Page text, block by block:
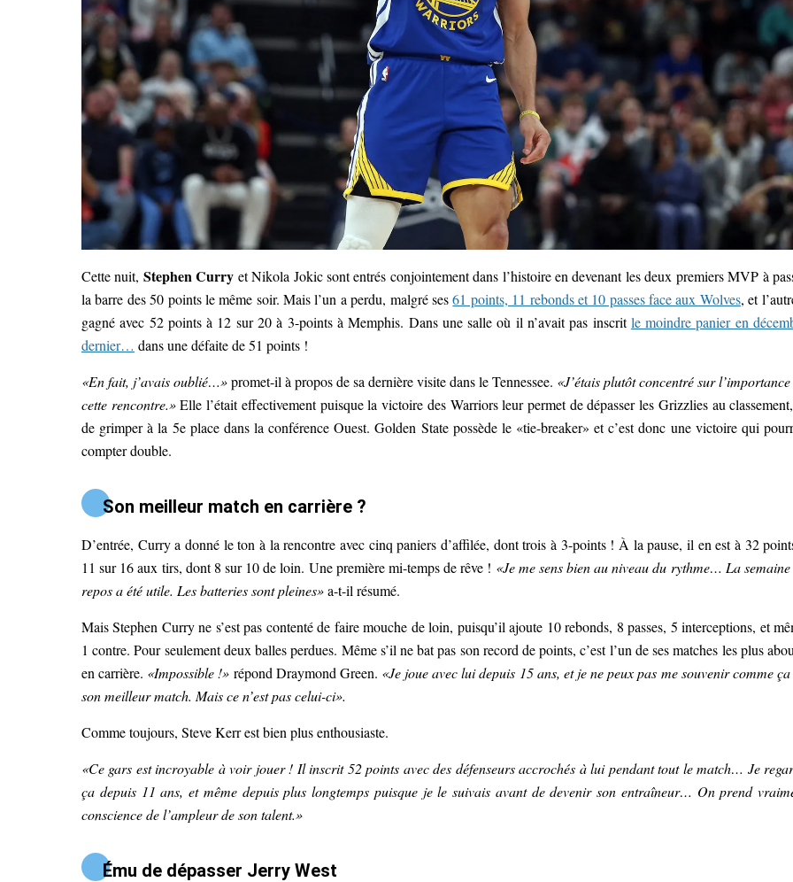
Cette nuit, Stephen Curry et Nikola Jokic sont entrés conjointement dans l’histoire en devenant les deux premiers MVP à
la barre des 50 points le même soir. Mais l’un a perdu, malgré ses61 points, 11 rebonds et 10 passes face aux Wolves, et
gagné avec 52 points à 12 sur 20 à 3-points à Memphis. Dans une salle où il n’avait pas inscritle moindre panier en
dernier… dans une défaite de 51 points !
«En fait, j’avais oublié…»promet-il à propos de sa dernière visite dans le Tennessee. «J’étais plutôt concentré sur
cette rencontre.»Elle l’était effectivement puisque la victoire des Warriors leur permet de dépasser les Grizzlies au
de grimper à la 5e place dans la conférence Ouest. Golden State possède le «tie-breaker» et c’est donc une victoire qui
compter double.
Son meilleur match en carrière ?
D’entrée, Curry a donné le ton à la rencontre avec cinq paniers d’affilée, dont trois à 3-points ! À la pause, il en est à 32
11 sur 16 aux tirs, dont 8 sur 10 de loin. Une première mi-temps de rêve ! «Je me sens bien au niveau du rythme… La semaine
repos a été utile. Les batteries sont pleines»a-t-il résumé.
Mais Stephen Curry ne s’est pas contenté de faire mouche de loin, puisqu’il ajoute 10 rebonds, 8 passes, 5 interceptions, et
1 contre. Pour seulement deux balles perdues. Même s’il ne bat pas son record de points, c’est l’un de ses matches les plus
en carrière. «Impossible !» répond Draymond Green. «Je joue avec lui depuis 15 ans, et je ne peux pas me souvenir comme
son meilleur match. Mais ce n’est pas celui-ci».
Comme toujours, Steve Kerr est bien plus enthousiaste.
«Ce gars est incroyable à voir jouer ! Il inscrit 52 points avec des défenseurs accrochés à lui pendant tout le match… Je
ça depuis 11 ans, et même depuis plus longtemps puisque je le suivais avant de devenir son entraîneur… On prend
conscience de l’ampleur de son talent.»
Ému de dépasser Jerry West